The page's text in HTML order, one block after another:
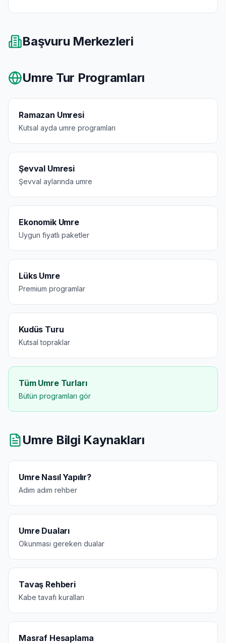
Başvuru Merkezleri
Umre Tur Programları
Ramazan Umresi
Kutsal ayda umre programları
Şevval Umresi
Şevval aylarında umre
Ekonomik Umre
Uygun fiyatlı paketler
Lüks Umre
Premium programlar
Kudüs Turu
Kutsal topraklar
Tüm Umre Turları
Bütün programları gör
Umre Bilgi Kaynakları
Umre Nasıl Yapılır?
Adım adım rehber
Umre Duaları
Okunması gereken dualar
Tavaş Rehberi
Kabe tavafı kuralları
Masraf Hesaplama